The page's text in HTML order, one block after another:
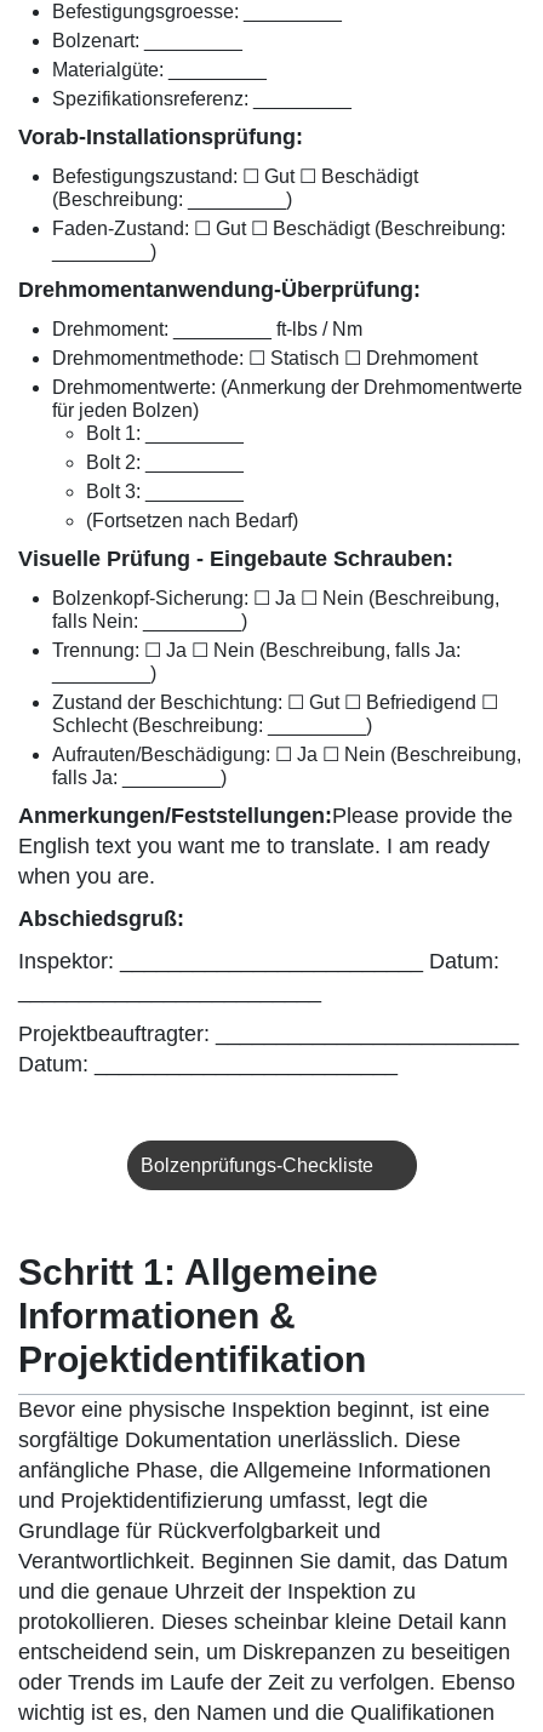
Befestigungsgroesse: _________
Bolzenart: _________
Materialgüte: _________
Spezifikationsreferenz: _________
Vorab-Installationsprüfung:
Befestigungszustand: ☐ Gut ☐ Beschädigt
(Beschreibung: _________)
Faden-Zustand: ☐ Gut ☐ Beschädigt (Beschreibung:
_________)
Drehmomentanwendung-Überprüfung:
Drehmoment: _________ ft-lbs / Nm
Drehmomentmethode: ☐ Statisch ☐ Drehmoment
Drehmomentwerte: (Anmerkung der Drehmomentwerte
für jeden Bolzen)
Bolt 1: _________
Bolt 2: _________
Bolt 3: _________
(Fortsetzen nach Bedarf)
Visuelle Prüfung - Eingebaute Schrauben:
Bolzenkopf-Sicherung: ☐ Ja ☐ Nein (Beschreibung,
falls Nein: _________)
Trennung: ☐ Ja ☐ Nein (Beschreibung, falls Ja:
_________)
Zustand der Beschichtung: ☐ Gut ☐ Befriedigend ☐
Schlecht (Beschreibung: _________)
Aufrauten/Beschädigung: ☐ Ja ☐ Nein (Beschreibung,
falls Ja: _________)
Anmerkungen/Feststellungen:Please provide the
English text you want me to translate. I am ready
when you are.
Abschiedsgruß:
Inspektor: _________________________ Datum:
Projektbeauftragter: _________________________
Datum: _________________________
Bolzenprüfungs-Checkliste
Schritt 1: Allgemeine
Informationen &
Projektidentifikation
Bevor eine physische Inspektion beginnt, ist eine
sorgfältige Dokumentation unerlässlich. Diese
anfängliche Phase, die Allgemeine Informationen
und Projektidentifizierung umfasst, legt die
Grundlage für Rückverfolgbarkeit und
Verantwortlichkeit. Beginnen Sie damit, das Datum
und die genaue Uhrzeit der Inspektion zu
protokollieren. Dieses scheinbar kleine Detail kann
entscheidend sein, um Diskrepanzen zu beseitigen
oder Trends im Laufe der Zeit zu verfolgen. Ebenso
wichtig ist es, den Namen und die Qualifikationen